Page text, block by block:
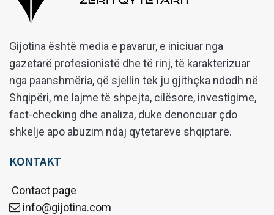
Gijotina është media e pavarur, e iniciuar nga
gazetarë profesionistë dhe të rinj, të karakterizuar
nga paanshmëria, që sjellin tek ju gjithçka ndodh në
Shqipëri, me lajme të shpejta, cilësore, investigime,
fact-checking dhe analiza, duke denoncuar çdo
shkelje apo abuzim ndaj qytetarëve shqiptarë.
KONTAKT
Contact page
info@gijotina.com